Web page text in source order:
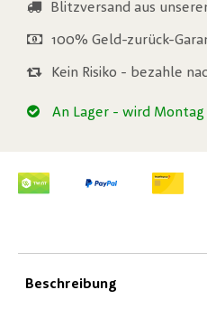
Blitzversand aus
100% Geld-zurück-
Kein Risiko - bezahle
An Lager - wird
Beschreibung